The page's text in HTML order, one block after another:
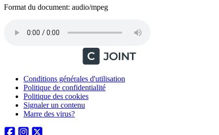
Format du document: audio/mpeg
Conditions générales d'utilisation
Politique de confidentialité
Politique des cookies
Signaler un contenu
Marre des virus?